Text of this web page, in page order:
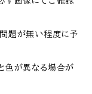
題が無い程度に予
色が異なる場合が